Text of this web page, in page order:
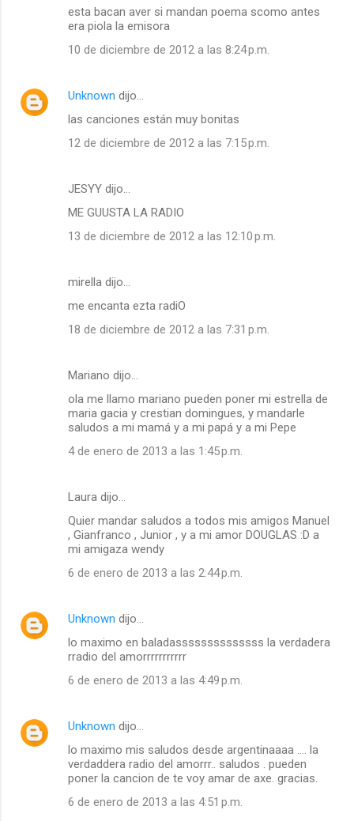
esta bacan aver si mandan poema scomo antes
era piola la emisora
10 de diciembre de 2012 a las 8:24 p.m.
Unknown dijo…
las canciones están muy bonitas
12 de diciembre de 2012 a las 7:15 p.m.
JESYY dijo…
ME GUUSTA LA RADIO
13 de diciembre de 2012 a las 12:10 p.m.
mirella dijo…
me encanta ezta radiO
18 de diciembre de 2012 a las 7:31 p.m.
Mariano dijo…
ola me llamo mariano pueden poner mi estrella de
maria gacia y crestian domingues, y mandarle
saludos a mi mamá y a mi papá y a mi Pepe
4 de enero de 2013 a las 1:45 p.m.
Laura dijo…
Quier mandar saludos a todos mis amigos Manuel
, Gianfranco , Junior , y a mi amor DOUGLAS :D a
mi amigaza wendy
6 de enero de 2013 a las 2:44 p.m.
Unknown dijo…
lo maximo en baladassssssssssssss la verdadera
rradio del amorrrrrrrrrrr
6 de enero de 2013 a las 4:49 p.m.
Unknown dijo…
lo maximo mis saludos desde argentinaaaa .... la
verdaddera radio del amorrr.. saludos . pueden
poner la cancion de te voy amar de axe. gracias.
6 de enero de 2013 a las 4:51 p.m.